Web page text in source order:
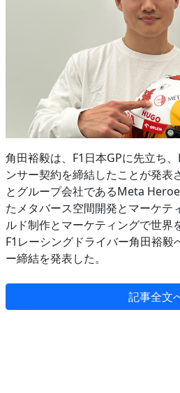
角田裕毅は、F1日本GPに先立ち
ンサー契約を締結したことが発表
とグループ会社であるMeta
たメタバース空間開発とマーケテ
ルド制作とマーケティングで世界
F1レーシングドライバー角田裕毅
ー締結を発表した。
記事全文